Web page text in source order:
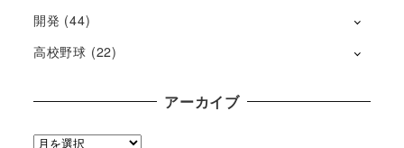
開発 (44)
高校野球 (22)
アーカイブ
ア